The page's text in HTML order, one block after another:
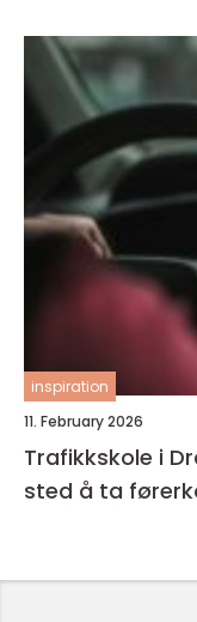
inspiration
11. February 2026
Trafikkskole i
sted å ta